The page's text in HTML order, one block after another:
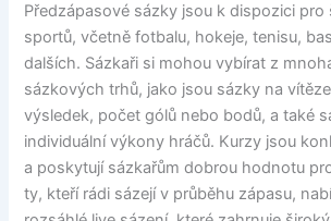
Předzápasové sázky jsou k dispozici pro
sportů, včetně fotbalu, hokeje, tenisu,
dalších. Sázkaři si mohou vybírat z
sázkových trhů, jako jsou sázky na
výsledek, počet gólů nebo bodů, a také
individuální výkony hráčů. Kurzy jsou
a poskytují sázkařům dobrou hodnotu
ty, kteří rádi sázejí v průběhu zápasu,